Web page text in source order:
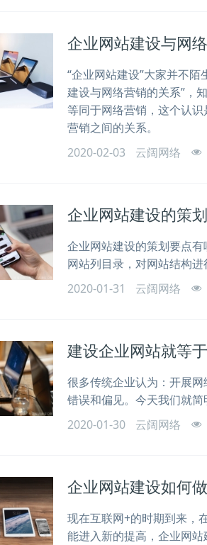
企业网站建设与网
“企业网站建设”大家并不
建设与网络营销的关系”，
等同于网络营销，这个认
营销之间的关系。
2020-02-03
云阔网络
企业网站建设的策
企业网站建设的策划要点
网站列目录，对网站结构进
2020-01-31
云阔网络
建设企业网站就等
很多传统企业认为：开展
错误和偏见。今天我们就简
2020-01-30
云阔网络
企业网站建设如何
现在互联网+的时期到来，
能进入新的提高，企业网